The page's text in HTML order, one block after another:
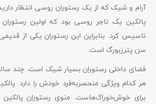
آرام و شیک که از یک رستوران روسی انتظار
پالکین یک تاجر روسی بود که اولین
تاسیس کرد. بنابراین این رستوران یکی از
سن پترزبورگ است.
فضای داخلی رستوران بسیار شیک است. چند
هر کدام ویژگی منحصربه‌فرد خودش را دارد.
برای خوش‌خوراک‌هاست. منوی رستوران پالکین